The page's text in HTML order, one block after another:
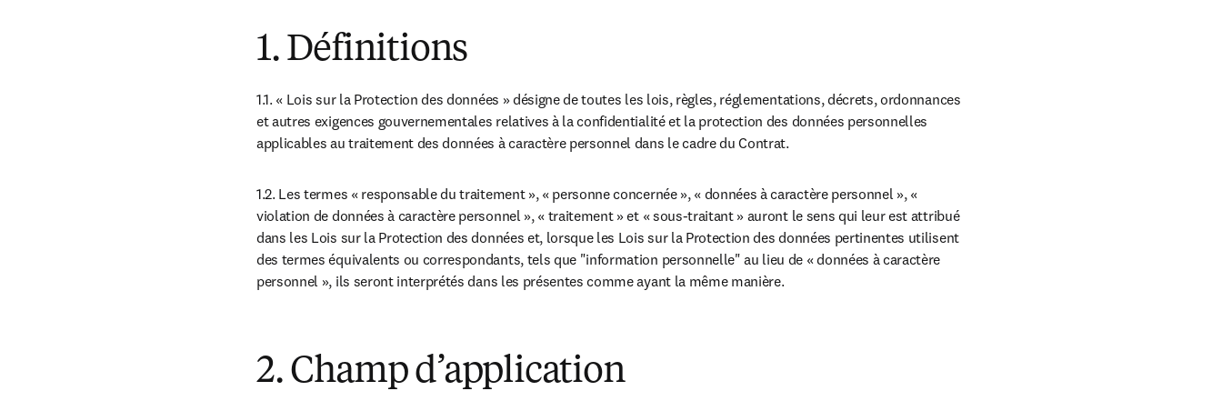
1. Définitions
1.1. « Lois sur la Protection des données » désigne de toutes les lois, règles, réglementations, décrets, ordonnances
et autres exigences gouvernementales relatives à la confidentialité et la protection des données personnelles
applicables au traitement des données à caractère personnel dans le cadre du Contrat.
1.2. Les termes « responsable du traitement », « personne concernée », « données à caractère personnel », «
violation de données à caractère personnel », « traitement » et « sous-traitant » auront le sens qui leur est attribué
dans les Lois sur la Protection des données et, lorsque les Lois sur la Protection des données pertinentes utilisent
des termes équivalents ou correspondants, tels que "information personnelle" au lieu de « données à caractère
personnel », ils seront interprétés dans les présentes comme ayant la même manière.
2. Champ d’application